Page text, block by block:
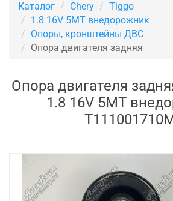
Каталог Chery
Tiggo
1.8 16V 5MT внедорожник
Опоры, кронштейны ДВС
Опора двигателя задняя
Опора двигателя
1.8 16V 5MT